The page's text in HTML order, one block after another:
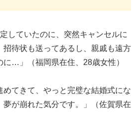
していたのに、突然キャンセルに
招待状も送ってあるし、親戚も遠方
に…」（福岡県在住、28歳女性）
めてきて、やっと完璧な結婚式にな
夢が崩れた気分です。」（佐賀県在